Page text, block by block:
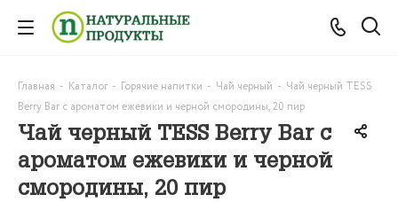
Чай черный TESS Berry Bar с
ароматом ежевики и черной
смородины, 20 пир
Главная - Каталог - Горячие напитки - Чай черный - Чай черный TESS
Berry Bar с ароматом ежевики и черной смородины, 20 пир